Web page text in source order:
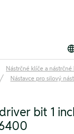
Nástrčné klíče a nástrčné
Nástavce pro silový
bit 1